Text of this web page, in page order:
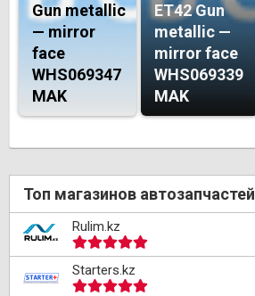
Gun metallic
— mirror
face
WHS069347
MAK
ET42 Gun
metallic —
mirror face
WHS069339
MAK
Топ магазинов автозапчастей
Rulim.kz
Starters.kz